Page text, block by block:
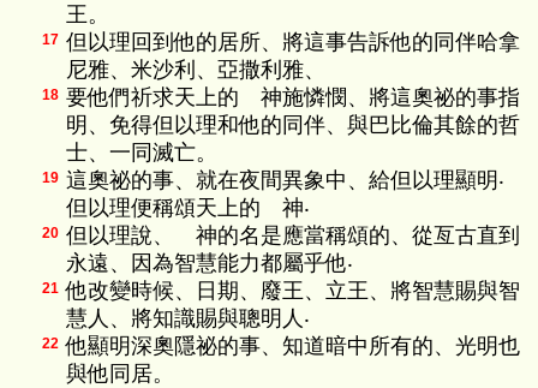
王。
17 但以理回到他的居所、將這事告訴他的同伴哈拿
尼雅、米沙利、亞撒利雅、
18 要他們祈求天上的 神施憐憫、將這奧祕的事指
明、免得但以理和他的同伴、與巴比倫其餘的哲
士、一同滅亡。
19 這奧祕的事、就在夜間異象中、給但以理顯明‧
但以理便稱頌天上的 神‧
20 但以理說、 神的名是應當稱頌的、從亙古直到
永遠、因為智慧能力都屬乎他‧
21 他改變時候、日期、廢王、立王、將智慧賜與智
慧人、將知識賜與聰明人‧
22 他顯明深奧隱祕的事、知道暗中所有的、光明也
與他同居。